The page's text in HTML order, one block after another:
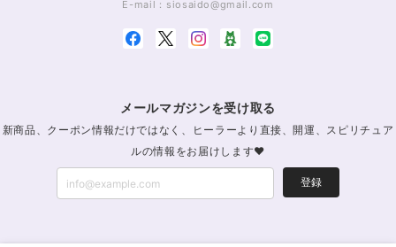
E-mail： siosaido@gmail.com
メールマガジンを受け取る
新商品、クーポン情報だけではなく、ヒーラーより直接、開運、スピリチュア
ルの情報をお届けします♥
登録